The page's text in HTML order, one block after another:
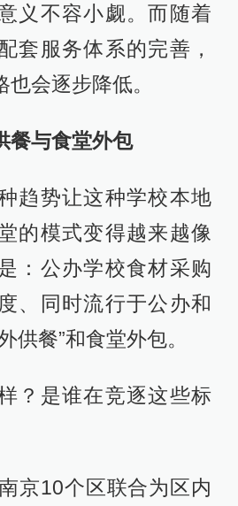
义不容小觑。而随着
套服务体系的完善，
会逐步降低。
餐与食堂外包
趋势让这种学校本地
的模式变得越来越像
：公办学校食材采购
、同时流行于公办和
供餐”和食堂外包。
？是谁在竞逐这些标
京10个区联合为区内